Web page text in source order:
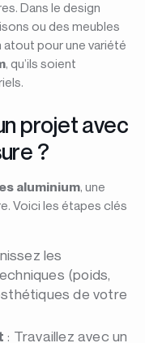
Dans le design
ou des meubles
pour une variété
, qu’ils soient
projet avec
?
aluminium, une
Voici les étapes clés
les
(poids,
de votre
: Travaillez avec un